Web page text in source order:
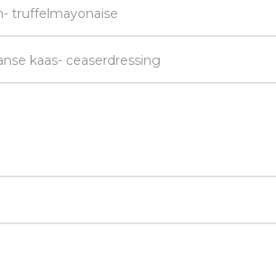
truffelmayonaise
kaas- ceaserdressing